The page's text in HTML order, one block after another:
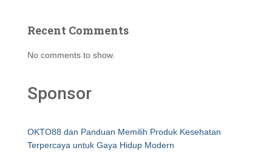
Recent Comments
No comments to show.
Sponsor
OKTO88 dan Panduan Memilih Produk Kesehatan
Terpercaya untuk Gaya Hidup Modern